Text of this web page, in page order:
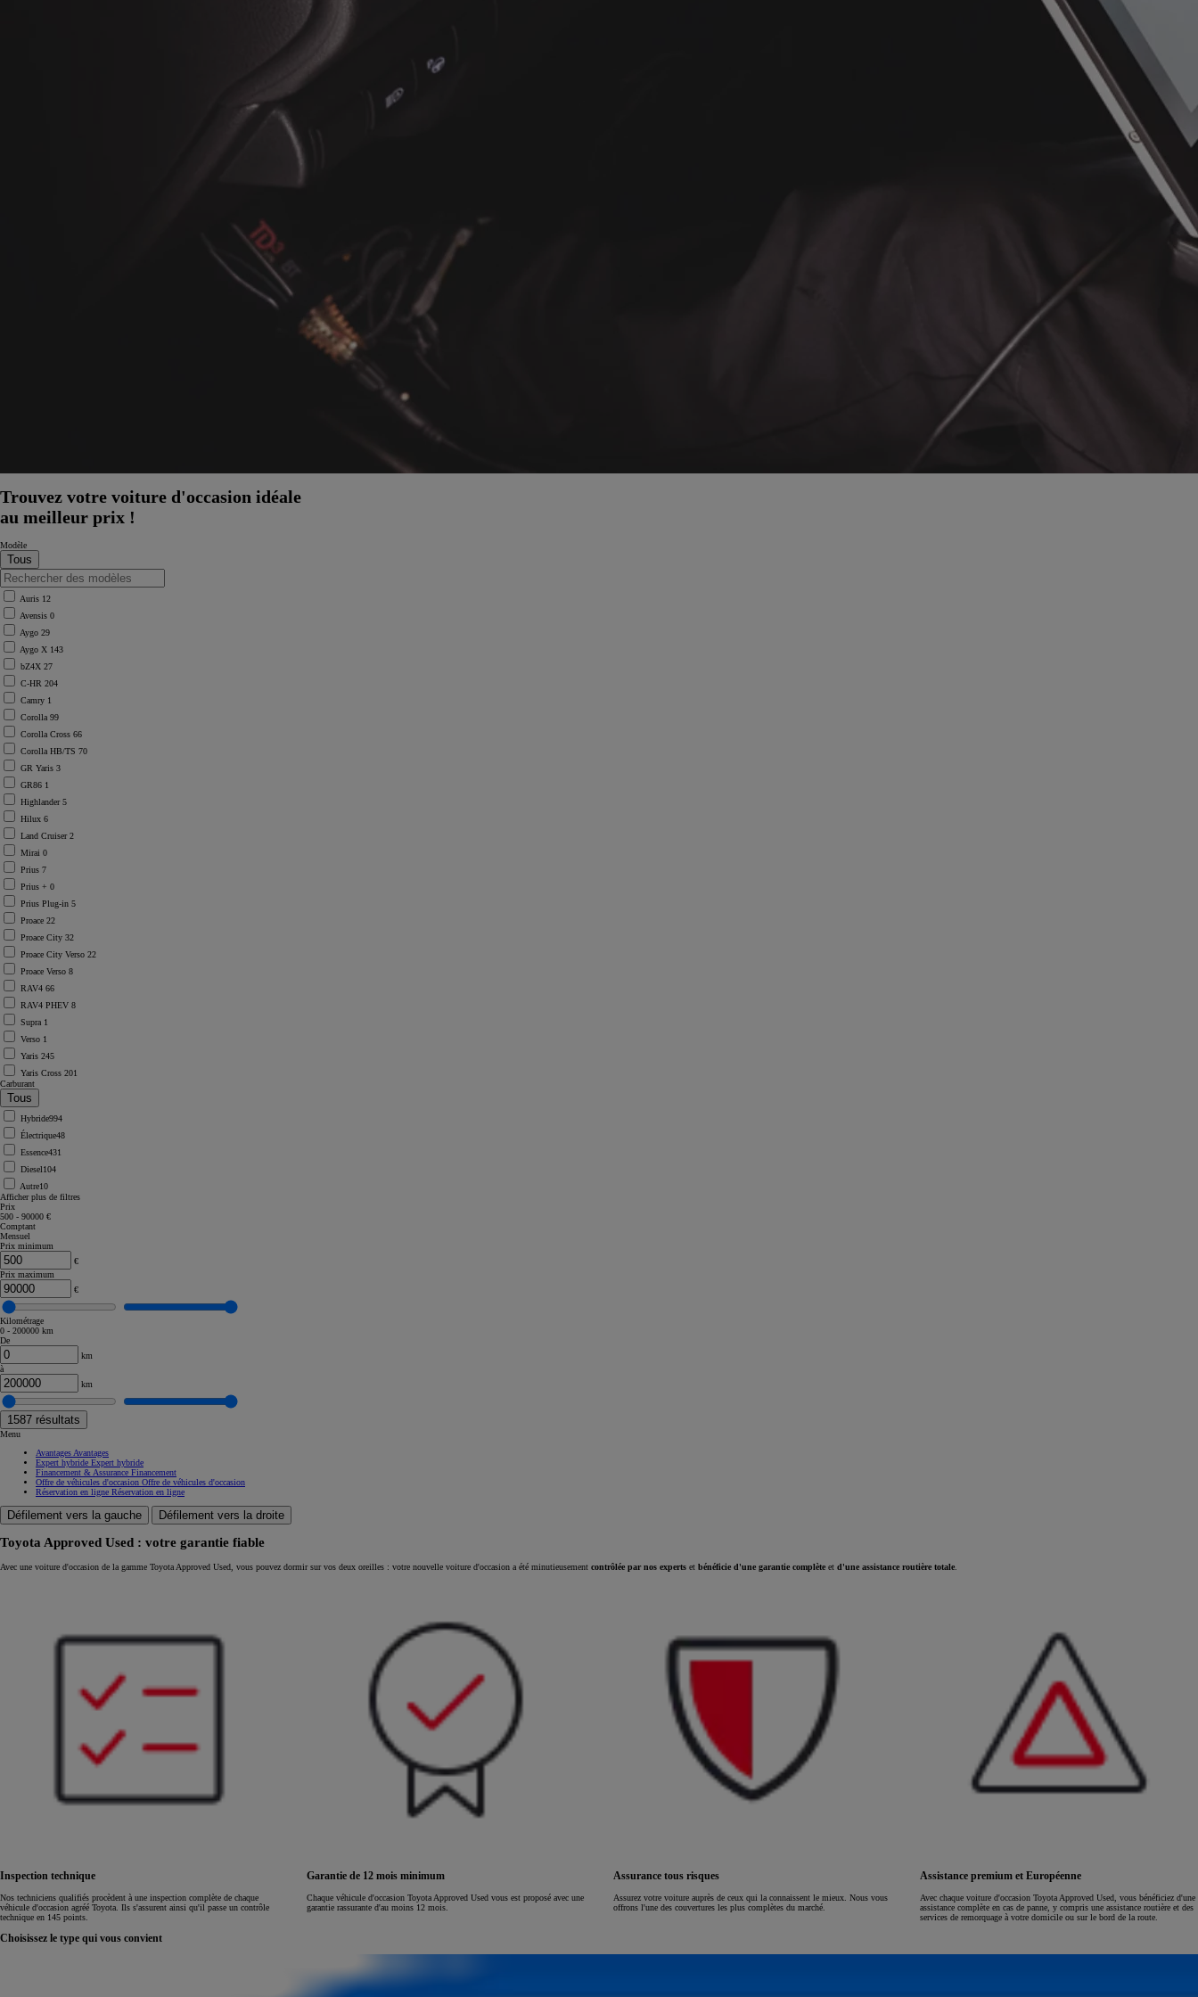
À partir de
ou financement à partir de
Corolla Touring Sports
À partir de
ÉLECTRIQUE
Trouvez votre voiture d'occasion idéale
au meilleur prix !
Modèle
Auris 12
Avensis 0
Aygo 29
Aygo X 143
bZ4X 27
C-HR 204
Camry 1
Corolla 99
Corolla Cross 66
Corolla HB/TS 70
GR Yaris 3
GR86 1
Highlander5
Hilux 6
Land Cruiser2
Mirai 0
Prius 7
Prius + 0
Prius Plug-in 5
Proace 22
Proace City 32
Proace City Verso 22
Proace Verso 8
RAV4 66
RAV4 PHEV 8
Supra 1
Verso 1
Yaris 245
Yaris Cross 201
Carburant
Hybride994
Électrique48
Essence431
Diesel104
Autre10
Afficher plus de filtres
Prix
500 - 90000 €
Comptant
Mensuel
Prix minimum
€
Prix maximum
€
Kilométrage
0 - 200000 km
De
km
à
km
1587 résultats
Menu
Avantages Avantages
Expert hybride Expert hybride
Financement & Assurance Financement
Offre de véhicules d'occasion Offre de véhicules d'occasion
Réservation en ligne Réservation en ligne
Défilement vers la gauche Défilement vers la droite
Toyota Approved Used : votre garantie fiable
Avec une voiture d'occasion de la gamme Toyota Approved Used, vous pouvez dormir sur vos deux oreilles : votre nouvelle voiture d'occasion a été minutieusement contrôlée par nos experts et bénéficie d'une garantie complète et d'une assistance routière totale
Inspection technique
Nos techniciens qualifiés procèdent à une inspection complète de chaque
véhicule d'occasion agréé Toyota. Ils s'assurent ainsi qu'il passe un contrôle
technique en 145 points.
Garantie de 12 mois minimum
Chaque véhicule d'occasion Toyota Approved Used vous est proposé avec une
garantie rassurante d'au moins 12 mois.
Assurance tous risques
Assurez votre voiture auprès de ceux qui la connaissent le mieux. Nous vous
offrons l'une des couvertures les plus complètes du marché.
Assistance premium et Européenne
Avec chaque voiture d'occasion Toyota Approved Used, vous bénéficiez d'une
assistance complète en cas de panne, y compris une assistance routière et des
services de remorquage à votre domicile ou sur le bord de la route.
Choisissez le type qui vous convient